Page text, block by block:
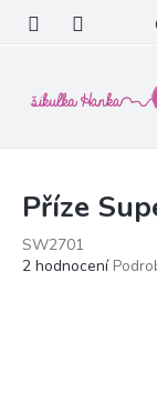
obsah
Příze
SW2701
Průměrné
2 hodnocení